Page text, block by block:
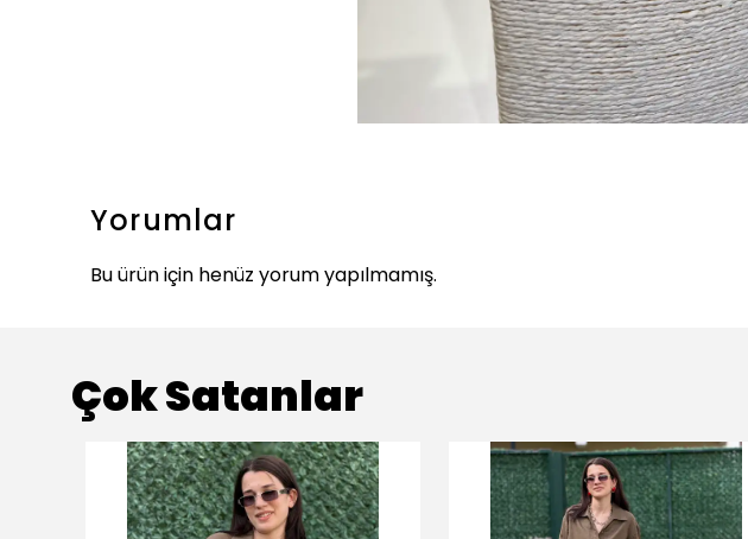
Yorumlar
Bu ürün için henüz yorum yapılmamış.
Çok Satanlar